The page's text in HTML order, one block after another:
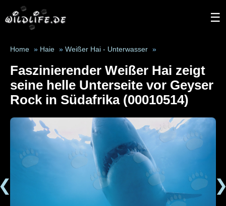
☰
Home » Haie » Weißer Hai - Unterwasser »
Faszinierender Weißer Hai zeigt
seine helle Unterseite vor Geyser
Rock in Südafrika (00010514)